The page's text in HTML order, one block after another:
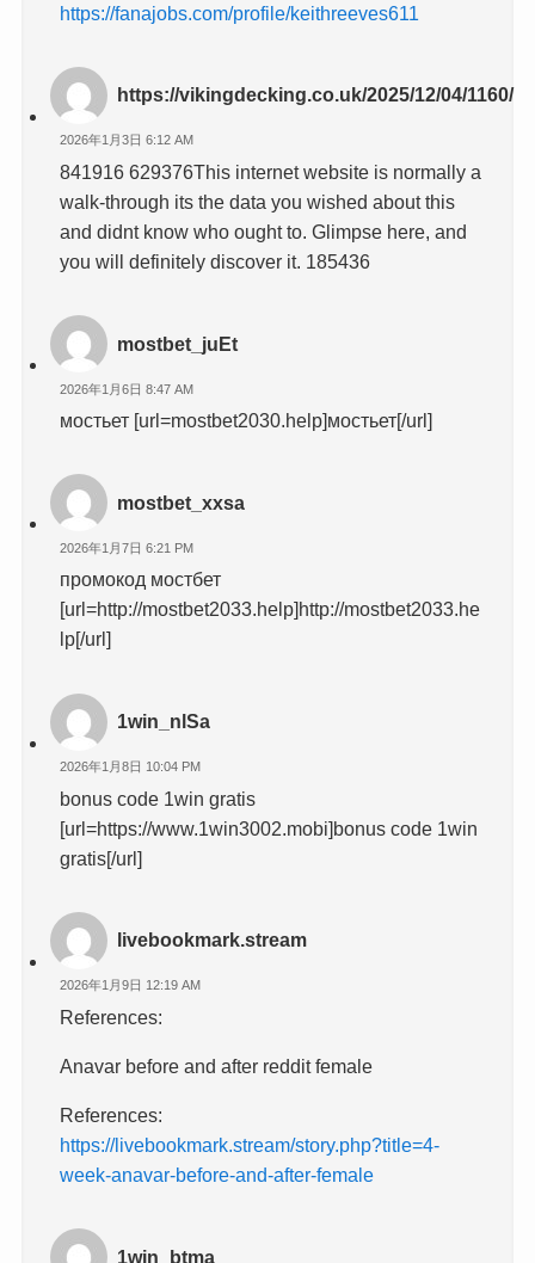
https://fanajobs.com/profile/keithreeves611
https://vikingdecking.co.uk/2025/12/04/1160/
2026年1月3日 6:12 AM
841916 629376This internet website is normally a
walk-through its the data you wished about this
and didnt know who ought to. Glimpse here, and
you will definitely discover it. 185436
mostbet_juEt
2026年1月6日 8:47 AM
мостьет [url=mostbet2030.help]мостьет[/url]
mostbet_xxsa
2026年1月7日 6:21 PM
промокод мостбет
[url=http://mostbet2033.help]http://mostbet2033.he
lp[/url]
1win_nlSa
2026年1月8日 10:04 PM
bonus code 1win gratis
[url=https://www.1win3002.mobi]bonus code 1win
gratis[/url]
livebookmark.stream
2026年1月9日 12:19 AM
References:
Anavar before and after reddit female
References:
https://livebookmark.stream/story.php?title=4-
week-anavar-before-and-after-female
1win_btma